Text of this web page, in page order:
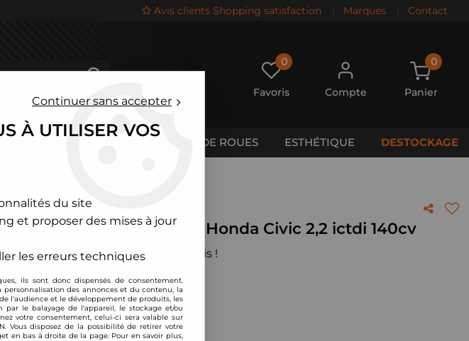
Avis clients Shopping satisfaction | Marques | Contact
0
Favoris Compte
0
Panier
CALES DE ROUES ESTHÉTIQUE DESTOCKAGE
pour Honda Civic 2,2 ictdi 140cv
à air sport BMC pour Honda Civic 2,2 ictdi 140cv
Soyez le premier à donner votre avis !
,60 €TTC
:501/20
Continuer sans accepter
À UTILISER VOS
du site
et proposer des mises à jour
les erreurs techniques
ils sont donc dispensés de consentement.
des annonces et du contenu, la
l'audience et le développement de produits, les
le balayage de l'appareil, le stockage et/ou
votre consentement, celui-ci sera valable sur
Vous disposez de la possibilité de retirer votre
en bas à droite de la page. Pour en savoir plus,